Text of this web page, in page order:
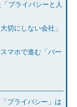
プライバシーと人
切にしない会社」
マホで進む「パー
プライバシー」は